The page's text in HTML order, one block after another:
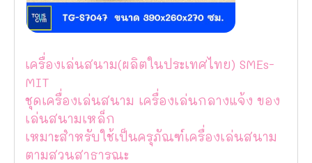
เครื่องเล่นสนาม(ผลิตในประเทศไทย) SMEs-
MIT
ชุดเครื่องเล่นสนาม เครื่องเล่นกลางแจ้ง ของ
เล่นสนามเหล็ก
เหมาะสำหรับใช้เป็นครุภัณฑ์เครื่องเล่นสนาม
ตามสวนสาธารณะ